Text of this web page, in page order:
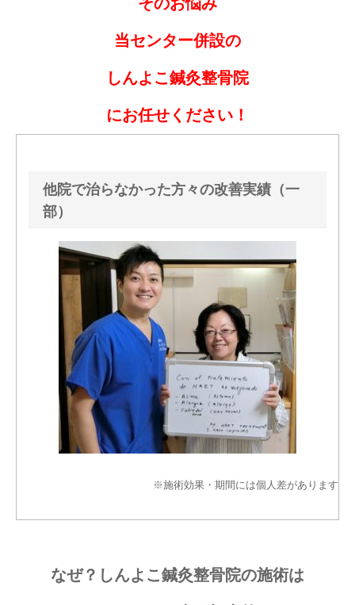
当センター併設の
しんよこ鍼灸整骨院
にお任せください！
他院で治らなかった方々の改善実績（一
部）
※施術効果・期間には個人差があります
なぜ？しんよこ鍼灸整骨院の施術は